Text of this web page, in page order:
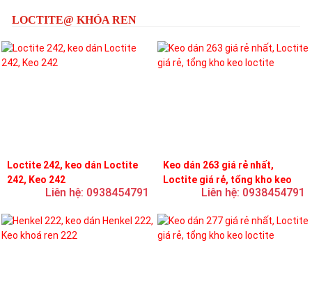
LOCTITE@ KHÓA REN
Loctite 242, keo dán Loctite
242, Keo 242
Liên hệ: 0938454791
Keo dán 263 giá rẻ nhất,
Loctite giá rẻ, tổng kho keo
Liên hệ: 0938454791